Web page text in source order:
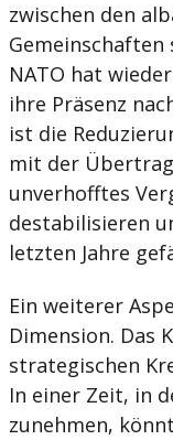
zwischen den
Gemeinschaften
NATO hat
ihre Präsenz
ist die
mit der
unverhofftes
destabilisieren
letzten Jahre
Ein weiterer
Dimension. Das
strategischen
In einer Zeit, in
zunehmen,